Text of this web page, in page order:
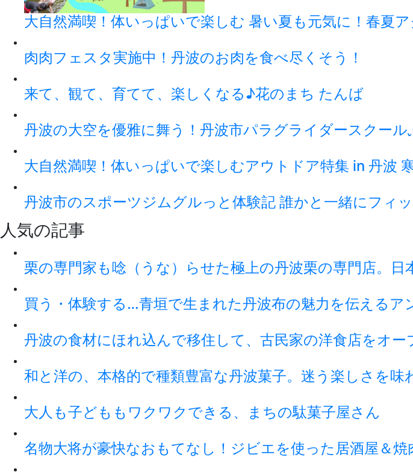
大自然満喫！体いっぱいで楽しむ 暑い夏も元気に！春夏
肉肉フェスタ実施中！丹波のお肉を食べ尽くそう！
来て、観て、育てて、楽しくなる♪花のまち たんば
丹波の大空を優雅に舞う！丹波市パラグライダースクー
大自然満喫！体いっぱいで楽しむアウトドア特集 in 丹波
丹波市のスポーツジムグルっと体験記 誰かと一緒にフィ
人気の記事
栗の専門家も唸（うな）らせた極上の丹波栗の専門店。
買う・体験する…青垣で生まれた丹波布の魅力を伝えるア
丹波の食材にほれ込んで移住して、古民家の洋食店をオー
和と洋の、本格的で種類豊富な丹波菓子。迷う楽しさを味
大人も子どももワクワクできる、まちの駄菓子屋さん
名物大将が豪快なおもてなし！ジビエを使った居酒屋＆焼